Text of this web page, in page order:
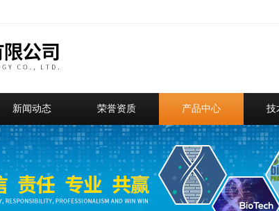
新闻动态 荣誉资质 产品中心 技